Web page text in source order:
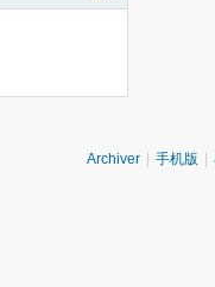
Archiver 手机版